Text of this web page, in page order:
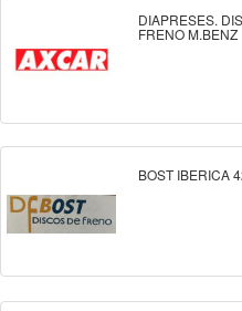
DIAPRESES.
FRENO M.BENZ
BOST IBERICA